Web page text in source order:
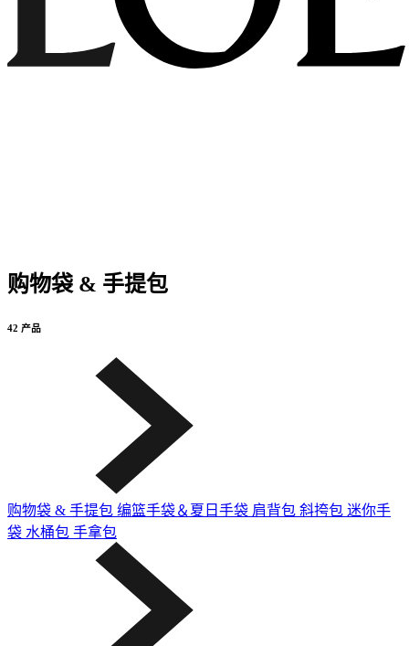
购物袋 & 手提包
42 产品
购物袋 & 手提包 编篮手袋＆夏日手袋 肩背包 斜挎包 迷你手
袋 水桶包 手拿包